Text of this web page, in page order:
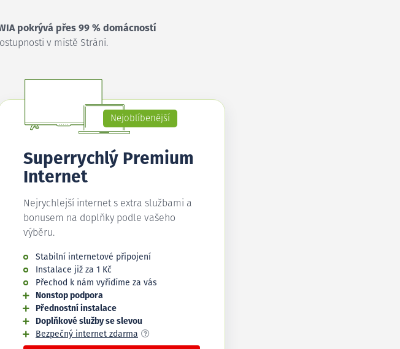
pokrývá přes 99 % domácností
v místě Strání.
Nejoblíbenější
Superrychlý Premium
Internet
Nejrychlejší internet s extra službami a
bonusem na doplňky podle vašeho
výběru.
Stabilní internetové připojení
Instalace již za 1 Kč
Přechod k nám vyřídíme za vás
Nonstop podpora
Přednostní instalace
Doplňkové služby se slevou
Bezpečný internet zdarma